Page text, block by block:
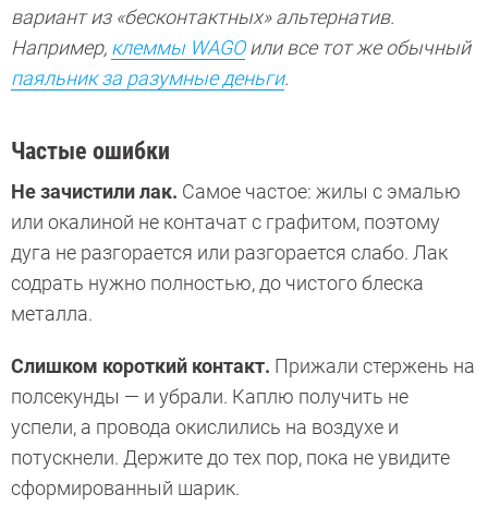
вариант из «бесконтактных» альтернатив.
Например, клеммы WAGOили все тот же обычный
паяльник за разумные деньги.
Частые ошибки
Не зачистили лак. Самое частое: жилы с эмалью
или окалиной не контачат с графитом, поэтому
дуга не разгорается или разгорается слабо. Лак
содрать нужно полностью, до чистого блеска
металла.
Слишком короткий контакт. Прижали стержень на
полсекунды — и убрали. Каплю получить не
успели, а провода окислились на воздухе и
потускнели. Держите до тех пор, пока не увидите
сформированный шарик.